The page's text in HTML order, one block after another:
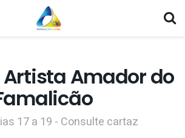
Amador do
17 a 19 - Consulte cartaz